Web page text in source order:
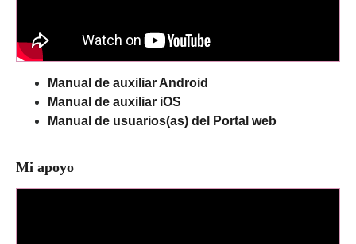
Manual de auxiliar Android
Manual de auxiliar iOS
Manual de usuarios(as) del Portal web
Mi apoyo